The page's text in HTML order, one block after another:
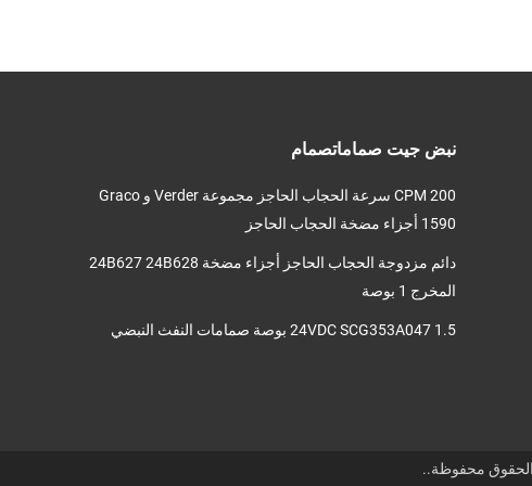
نبض جيت صماماتصمام
200 CPM سرعة الحجاب الحاجز مجموعة Verder و Graco
1590 أجزاء مضخة الحجاب الحاجز
دائم مزدوجة الحجاب الحاجز أجزاء مضخة 24B627 24B628
المخرج 1 بوصة
24VDC SCG353A047 1.5 بوصة صمامات النفث النبضي